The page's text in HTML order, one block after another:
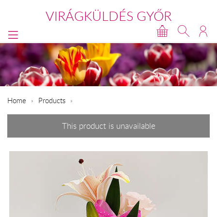
VIRÁGKÜLDÉS GYŐR
Home Products
This product is unavailable